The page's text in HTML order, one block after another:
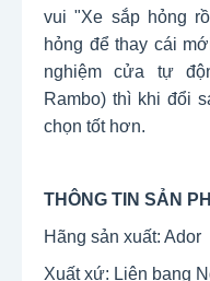
vui "Xe sắp hỏng
hỏng để thay cái
nghiệm cửa tự
Rambo) thì khi đổi
chọn tốt hơn.
THÔNG TIN SẢN
Hãng sản xuất: Ador
Xuất xứ: Liên bang